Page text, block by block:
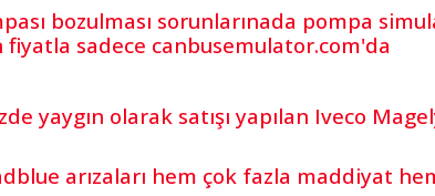
bozulması sorunlarınada pompa
sadece canbusemulator.com'da
yaygın olarak satışı yapılan Iveco
arızaları hem çok fazla maddiyat